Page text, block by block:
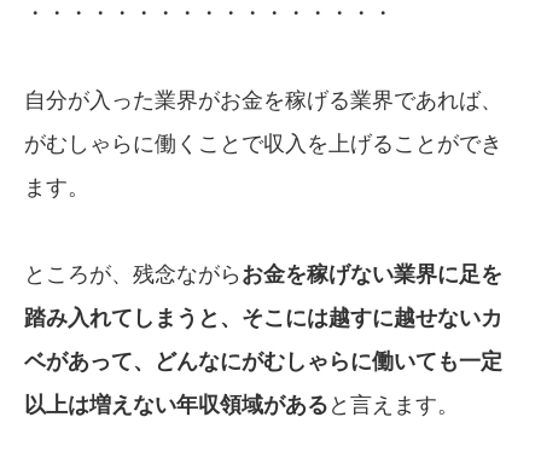
・・・・・・・・・・・・・・・・・
自分が入った業界がお金を稼げる業界であれば、
がむしゃらに働くことで収入を上げることができ
ます。
ところが、残念ながら お金を稼げない業界に足を
踏み入れてしまうと、そこには越すに越せないカ
ベがあって、どんなにがむしゃらに働いても一定
以上は増えない年収領域がある と言えます。